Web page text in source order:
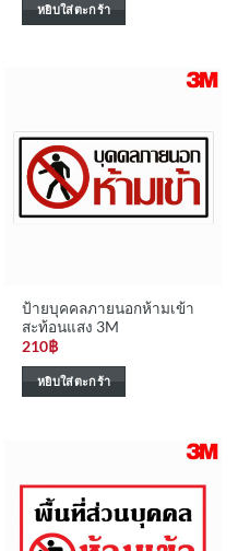
หยิบใส่ตะกร้า
ป้ายบุคคลภายนอกห้ามเข้า
สะท้อนแสง 3M
210฿
หยิบใส่ตะกร้า